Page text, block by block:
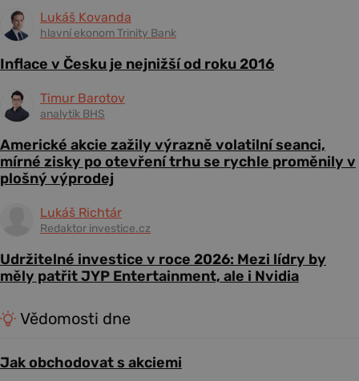
Lukáš Kovanda
hlavní ekonom Trinity Bank
Inflace v Česku je nejnižší od roku 2016
Timur Barotov
analytik BHS
Americké akcie zažily výrazně volatilní seanci,
mírné zisky po otevření trhu se rychle proměnily v
plošný výprodej
Lukáš Richtár
Redaktor investice.cz
Udržitelné investice v roce 2026: Mezi lídry by
měly patřit JYP Entertainment, ale i Nvidia
Vědomosti dne
Jak obchodovat s akciemi